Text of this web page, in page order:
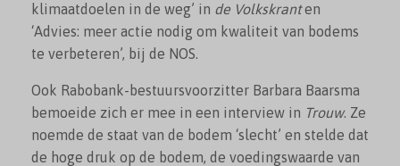
klimaatdoelen in de weg’ in de Volkskranten
‘Advies: meer actie nodig om kwaliteit van bodems
te verbeteren’, bij de NOS.
Ook Rabobank-bestuursvoorzitter Barbara Baarsma
bemoeide zich er mee in een interview in Trouw. Ze
noemde de staat van de bodem ‘slecht’ en stelde dat
de hoge druk op de bodem, de voedingswaarde van